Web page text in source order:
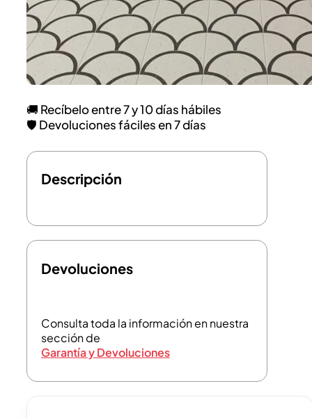
🚚 Recíbelo entre 7 y 10 días hábiles
🛡️ Devoluciones fáciles en 7 días
Descripción
Devoluciones
Consulta toda la información en nuestra
sección de
Garantía y Devoluciones